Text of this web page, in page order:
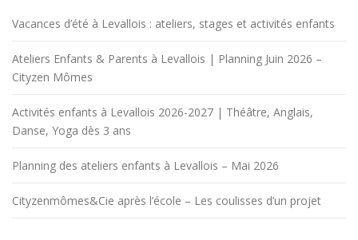
Vacances d’été à Levallois : ateliers, stages et activités enfants
Ateliers Enfants & Parents à Levallois | Planning Juin 2026 –
Cityzen Mômes
Activités enfants à Levallois 2026-2027 | Théâtre, Anglais,
Danse, Yoga dès 3 ans
Planning des ateliers enfants à Levallois – Mai 2026
Cityzenmômes&Cie après l’école – Les coulisses d’un projet